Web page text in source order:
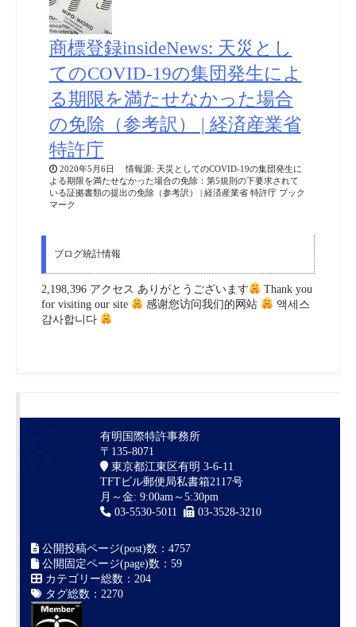
商標登録insideNews: 天災とし
てのCOVID-19の集団発生によ
る期限を満たせなかった場合
の免除（参考訳） | 経済産業省
特許庁
2020年5月6日 情報源: 天災としてのCOVID-19の集団発生に
よる期限を満たせなかった場合の免除：第5規則の下要求されて
いる証拠書類の提出の免除（参考訳） | 経済産業省 特許庁 ブック
マーク
ブログ統計情報
2,198,396 アクセス ありがとうございます
Thank you
for visiting our site
感谢您访问我们的网站
액세스
감사합니다
有明国際特許事務所
〒135-8071
東京都江東区有明 3-6-11
TFTビル郵便局私書箱2117号
月～金: 9:00am～5:30pm
03-5530-5011
03-3528-3210
公開投稿ページ(post)数：4757
公開固定ページ(page)数：59
カテゴリー総数：204
タグ総数：2270